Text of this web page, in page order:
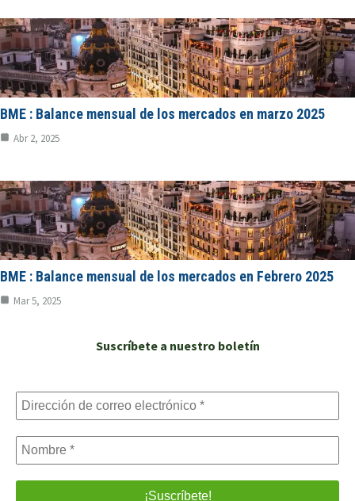
BME : Balance mensual de los mercados en marzo 2025
Abr 2, 2025
BME : Balance mensual de los mercados en Febrero 2025
Mar 5, 2025
Suscríbete a nuestro boletín